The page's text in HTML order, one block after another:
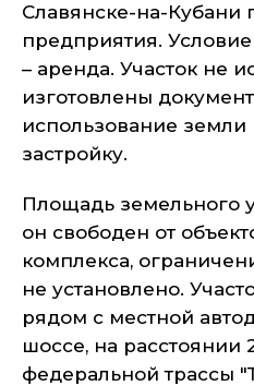
Славянске-на-
предприятия.
– аренда. Участок не
изготовлены
использование
застройку.
Площадь земельного
он свободен от
комплекса,
не установлено.
рядом с местной
шоссе, на расстоянии
федеральной трассы